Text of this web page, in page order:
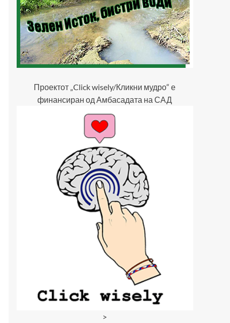
Проектот „Click wisely/Кликни мудро“ е
финансиран од Амбасадата на САД
>